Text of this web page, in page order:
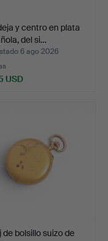
y centro en plata
del si…
6 ago 2026
USD
de bolsillo suizo de